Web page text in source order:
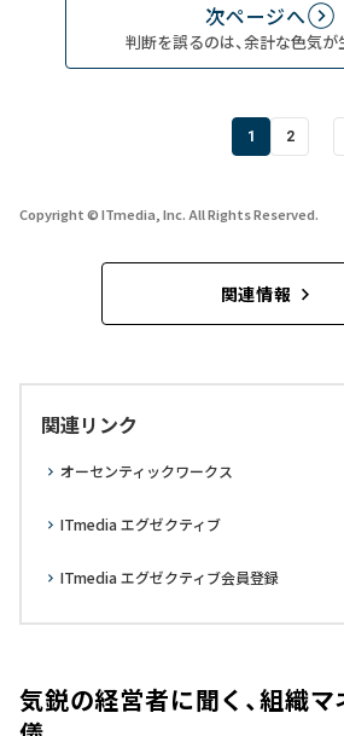
次ページへ
判断を誤るのは、余計な色気が
1 2
Copyright © ITmedia, Inc. All Rights Reserved.
関連情報
関連リンク
オーセンティックワークス
ITmedia エグゼクティブ
ITmedia エグゼクティブ会員登録
気鋭の経営者に聞く、組織